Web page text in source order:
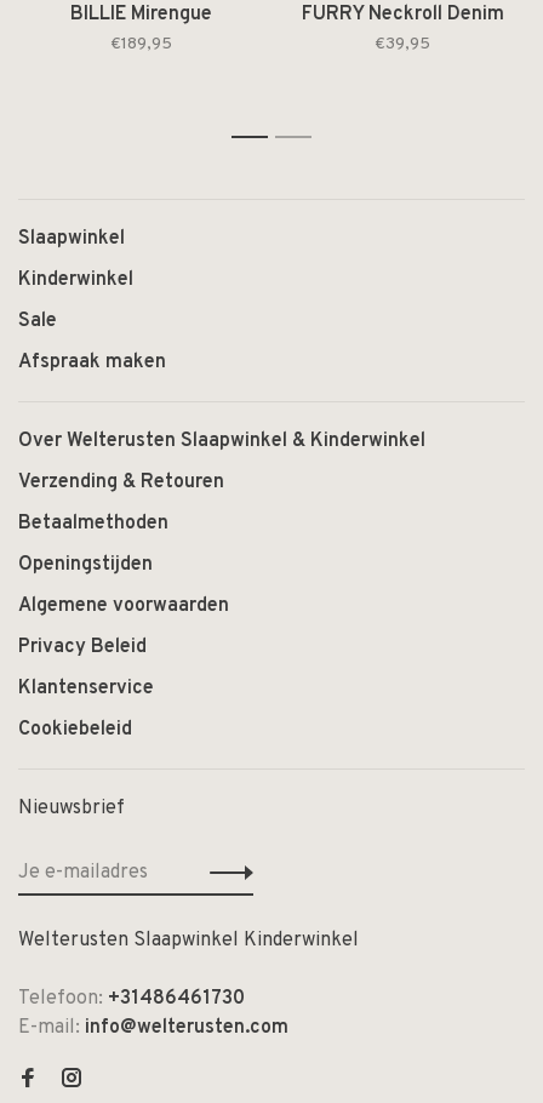
BILLIE Mirengue
€189,95
FURRY Neckroll Denim
€39,95
1 2
Slaapwinkel
Kinderwinkel
Sale
Afspraak maken
Over Welterusten Slaapwinkel & Kinderwinkel
Verzending & Retouren
Betaalmethoden
Openingstijden
Algemene voorwaarden
Privacy Beleid
Klantenservice
Cookiebeleid
Nieuwsbrief
Welterusten Slaapwinkel Kinderwinkel
Telefoon: +31486461730
E-mail: info@welterusten.com